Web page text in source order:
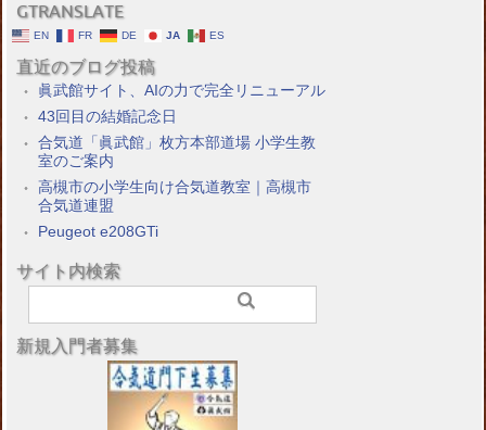
GTRANSLATE
EN FR DE JA ES
直近のブログ投稿
眞武館サイト、AIの力で完全リニューアル
43回目の結婚記念日
合気道「眞武館」枚方本部道場 小学生教
室のご案内
高槻市の小学生向け合気道教室｜高槻市
合気道連盟
Peugeot e208GTi
サイト内検索
新規入門者募集